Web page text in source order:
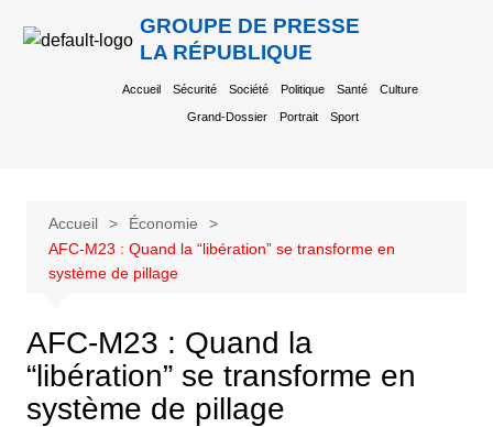
GROUPE DE PRESSE
LA RÉPUBLIQUE
Accueil Sécurité Société Politique Santé Culture
Grand-Dossier Portrait Sport
Accueil
Économie
AFC-M23 : Quand la “libération” se transforme en
système de pillage
AFC-M23 : Quand la
“libération” se transforme en
système de pillage